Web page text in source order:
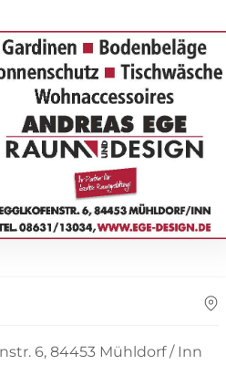
6, 84453 Mühldorf / Inn